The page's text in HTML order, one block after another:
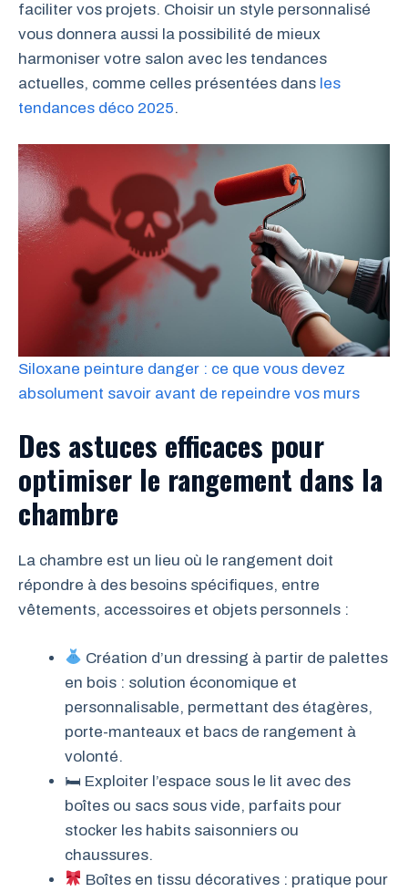
faciliter vos projets. Choisir un style personnalisé
vous donnera aussi la possibilité de mieux
harmoniser votre salon avec les tendances
actuelles, comme celles présentées dans les
tendances déco 2025.
Siloxane peinture danger : ce que vous devez
absolument savoir avant de repeindre vos murs
Des astuces efficaces pour
optimiser le rangement dans la
chambre
La chambre est un lieu où le rangement doit
répondre à des besoins spécifiques, entre
vêtements, accessoires et objets personnels :
Création d’un dressing à partir de palettes
en bois : solution économique et
personnalisable, permettant des étagères,
porte-manteaux et bacs de rangement à
volonté.
🛏 Exploiter l’espace sous le lit avec des
boîtes ou sacs sous vide, parfaits pour
stocker les habits saisonniers ou
chaussures.
Boîtes en tissu décoratives : pratique pour